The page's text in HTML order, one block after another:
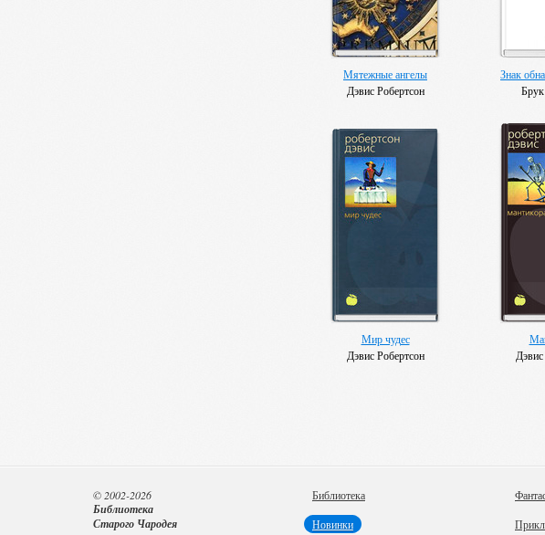
Мятежные ангелы
Дэвис Робертсон
Знак
Мир чудес
Дэвис Робертсон
Библиотека
Новинки
© 2002-2026
Библиотека
Старого Чародея